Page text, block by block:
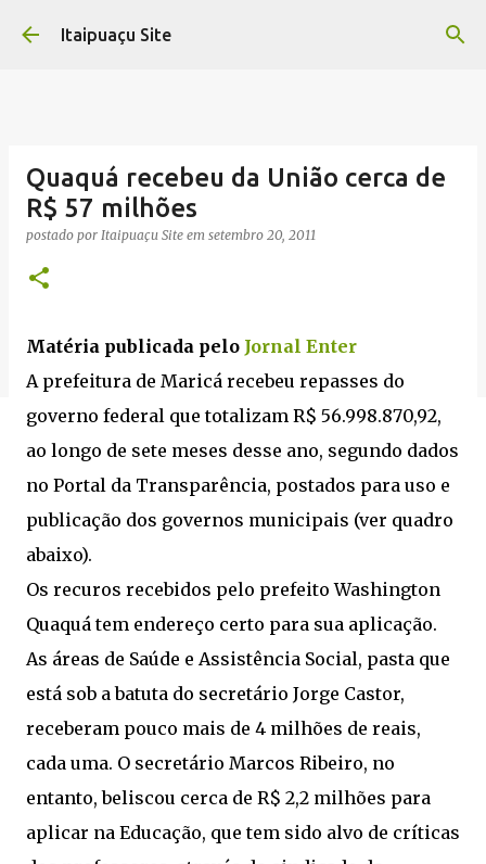
Pular para o conteúdo principal
Itaipuaçu Site
Quaquá recebeu da União cerca de
R$ 57 milhões
postado por Itaipuaçu Site em setembro 20, 2011
Matéria publicada pelo Jornal Enter
A prefeitura de Maricá recebeu repasses do
governo federal que totalizam R$ 56.998.870,92,
ao longo de sete meses desse ano, segundo dados
no Portal da Transparência, postados para uso e
publicação dos governos municipais (ver quadro
abaixo).
Os recuros recebidos pelo prefeito Washington
Quaquá tem endereço certo para sua aplicação.
As áreas de Saúde e Assistência Social, pasta que
está sob a batuta do secretário Jorge Castor,
receberam pouco mais de 4 milhões de reais,
cada uma. O secretário Marcos Ribeiro, no
entanto, beliscou cerca de R$ 2,2 milhões para
aplicar na Educação, que tem sido alvo de críticas